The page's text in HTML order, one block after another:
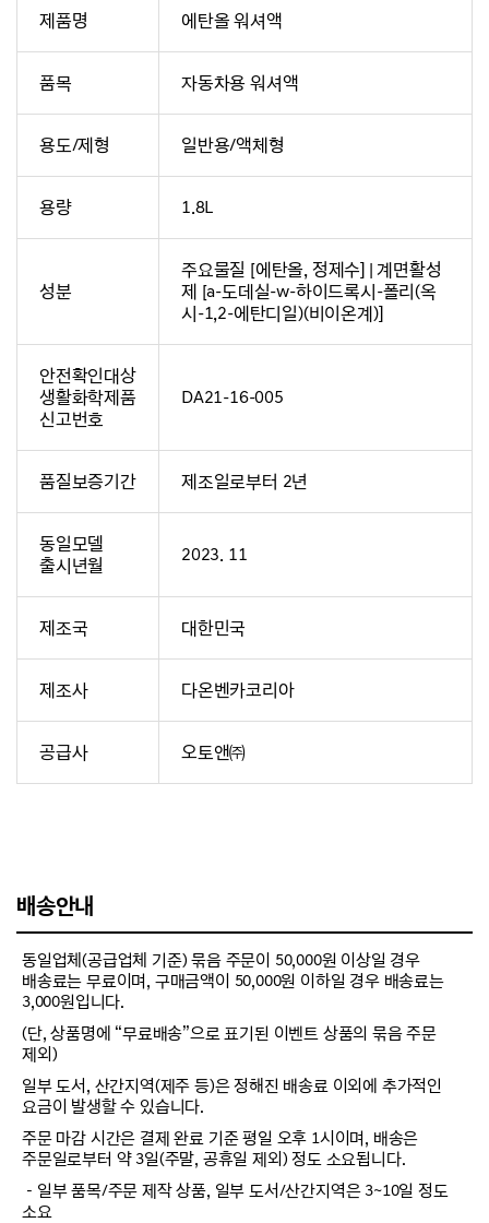
제품명 에탄올 워셔액
품목 자동차용 워셔액
용도/제형 일반용/액체형
용량 1.8L
성분
주요물질 [에탄올, 정제수] | 계면활성
제 [a-도데실-w-하이드록시-폴리(옥
시-1,2-에탄디일)(비이온계)]
안전확인대상
생활화학제품
신고번호
DA21-16-005
품질보증기간 제조일로부터 2년
동일모델
출시년월
2023. 11
제조국 대한민국
제조사 다온벤카코리아
공급사 오토앤㈜
배송안내
동일업체(공급업체 기준) 묶음 주문이 50,000원 이상일 경우
배송료는 무료이며, 구매금액이 50,000원 이하일 경우 배송료는
3,000원입니다.
(단, 상품명에 “무료배송”으로 표기된 이벤트 상품의 묶음 주문
제외)
일부 도서, 산간지역(제주 등)은 정해진 배송료 이외에 추가적인
요금이 발생할 수 있습니다.
주문 마감 시간은 결제 완료 기준 평일 오후 1시이며, 배송은
주문일로부터 약 3일(주말, 공휴일 제외) 정도 소요됩니다.
－일부 품목/주문 제작 상품, 일부 도서/산간지역은 3~10일 정도
소요